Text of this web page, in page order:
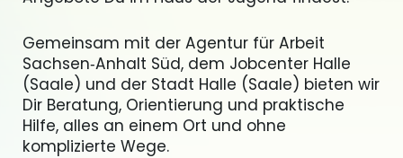
Gemeinsam mit der Agentur für Arbeit
Sachsen‑Anhalt Süd, dem Jobcenter Halle
(Saale) und der Stadt Halle (Saale) bieten wir
Dir Beratung, Orientierung und praktische
Hilfe, alles an einem Ort und ohne
komplizierte Wege.